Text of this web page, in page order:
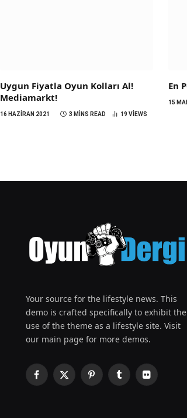
Uygun Fiyatla Oyun Kolları Al!
Mediamarkt!
16 HAZIRAN 2021 3 MINS READ 19VIEWS
En
15
Your source for the lifestyle news. This
demo is crafted specifically to exhibit the
use of the theme as a lifestyle site. Visit
our main page for more demos.
Facebook
X
PinterestTumblrFlickr